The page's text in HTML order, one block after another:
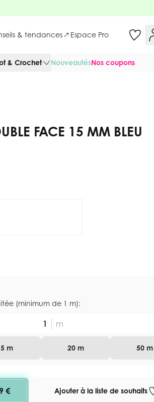
& tendances Espace Pro
& Crochet NouveautésNos coupons
FACE 15 MM BLEU
(minimum de 1 m):
m
5 m 20 m 50 m
€ Ajouter à la liste de souhaits